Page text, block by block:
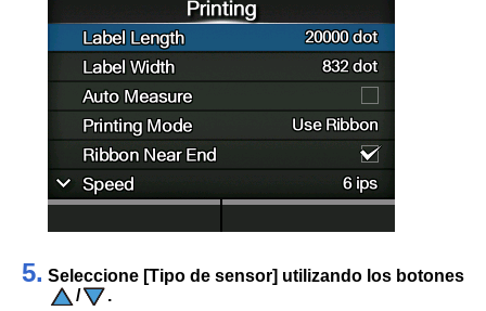
5. Seleccione [Tipo de sensor] utilizando los botones
/
.